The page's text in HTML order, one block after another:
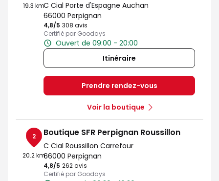
19.3 kmC Cial Porte d'Espagne Auchan
66000 Perpignan
4,8/5 Note de 4.8 sur 5
308 avis
Certifié par Goodays
Ouvert de 09:00 - 20:00
Itinéraire
Prendre rendez-vous
Voir la boutique
2
20.2 km
Boutique SFR Perpignan Roussillon
C Cial Roussillon Carrefour
66000 Perpignan
4,8/5 Note de 4.8 sur 5
262 avis
Certifié par Goodays